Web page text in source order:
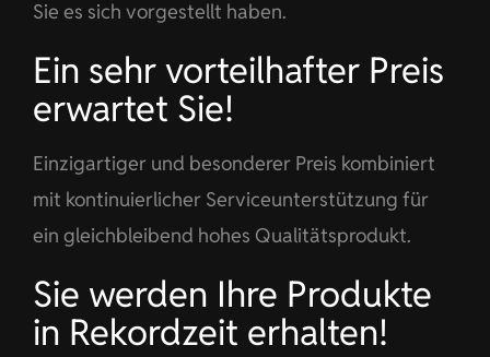
Sie es sich vorgestellt haben.
Ein sehr vorteilhafter Preis
erwartet Sie!
Einzigartiger und besonderer Preis kombiniert
mit kontinuierlicher Serviceunterstützung für
ein gleichbleibend hohes Qualitätsprodukt.
Sie werden Ihre Produkte
in Rekordzeit erhalten!